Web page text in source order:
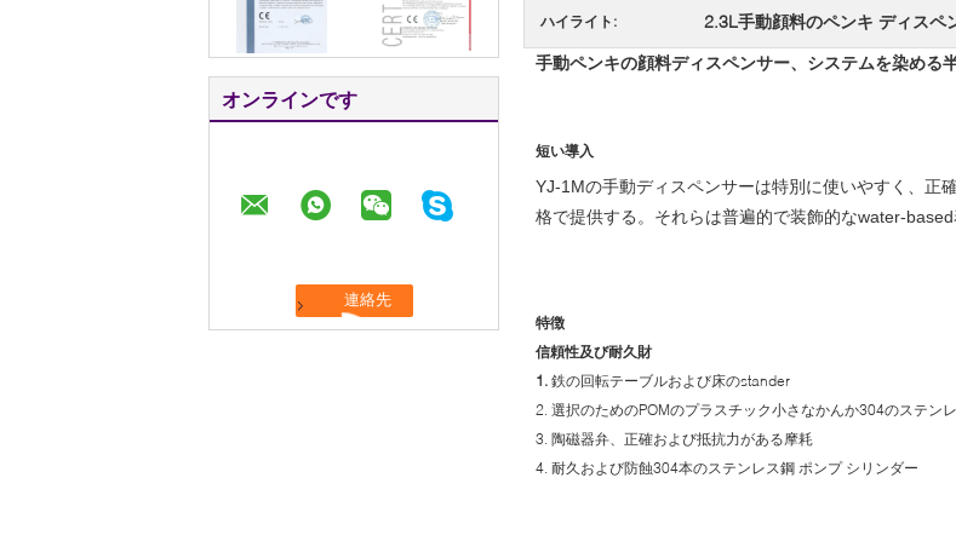
オンラインです
ハイライト: 2.3L手動顔料のペンキ ディスペ
手動ペンキの顔料ディスペンサー、システムを染める
短い導入
YJ-1Mの手動ディスペンサーは特別に使いやすく、正
格で提供する。それらは普遍的で装飾的なwater-
特徴
信頼性及び耐久財
1. 鉄の回転テーブルおよび床のstander
2. 選択のためのPOMのプラスチック小さなかんか304のステン
3. 陶磁器弁、正確および抵抗力がある摩耗
4. 耐久および防蝕304本のステンレス鋼 ポンプ シリンダー